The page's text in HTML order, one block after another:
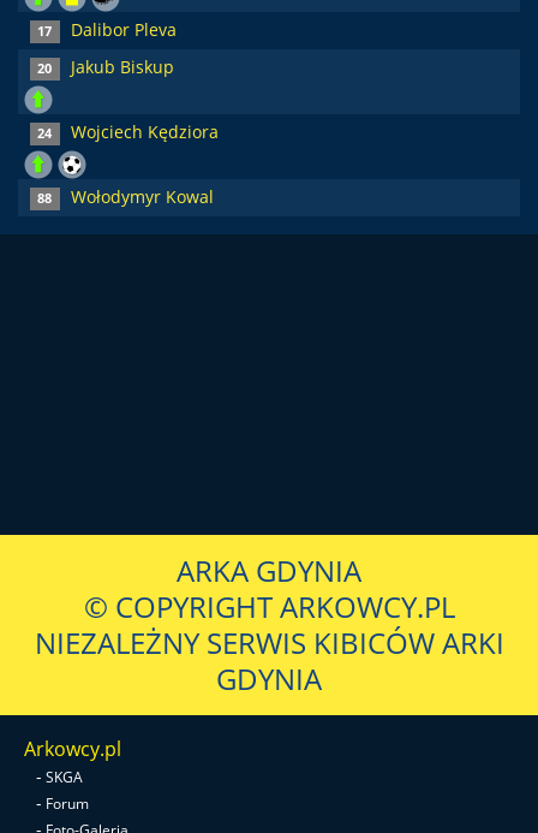
17 Dalibor Pleva
20 Jakub Biskup
24 Wojciech Kędziora
88 Wołodymyr Kowal
ARKA GDYNIA
© COPYRIGHT ARKOWCY.PL
NIEZALEŻNY SERWIS KIBICÓW ARKI
GDYNIA
Arkowcy.pl
- SKGA
- Forum